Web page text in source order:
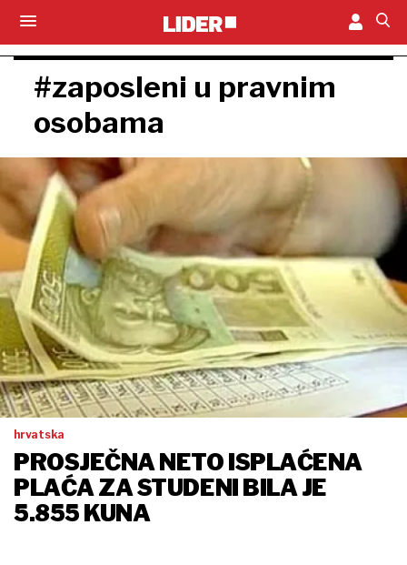
#zaposleni u pravnim
osobama
hrvatska
PROSJEČNA NETO ISPLAĆENA
PLAĆA ZA STUDENI BILA JE
5.855 KUNA